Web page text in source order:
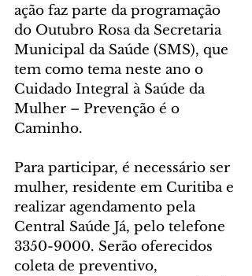
ação faz parte da programação
do Outubro Rosa da Secretaria
Municipal da Saúde (SMS), que
tem como tema neste ano o
Cuidado Integral à Saúde da
Mulher – Prevenção é o
Caminho.
Para participar, é necessário ser
mulher, residente em Curitiba e
realizar agendamento pela
Central Saúde Já, pelo telefone
3350-9000. Serão oferecidos
coleta de preventivo,